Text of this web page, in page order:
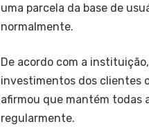
uma parcela da base de
normalmente.
De acordo com a
investimentos dos clientes
afirmou que mantém todas
regularmente.